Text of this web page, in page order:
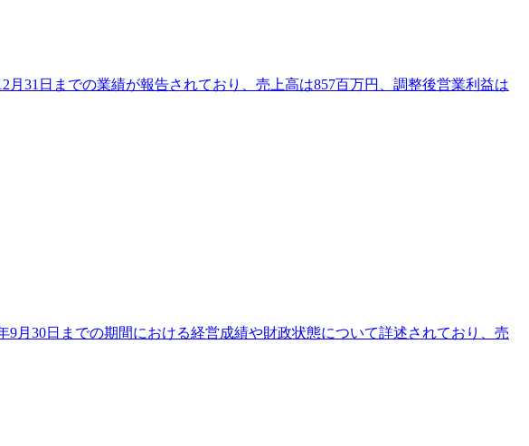
月31日までの業績が報告されており、売上高は857百万円、調整後営業利益は
9月30日までの期間における経営成績や財政状態について詳述されており、売